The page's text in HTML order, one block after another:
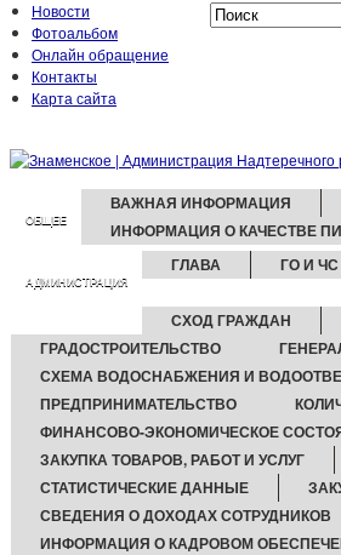
Новости
Фотоальбом
Онлайн обращение
Контакты
Карта сайта
ОБЩЕЕ
ВАЖНАЯ ИНФОРМАЦИЯ
ИНФОРМАЦИЯ О КАЧЕСТВЕ
АДМИНИСТРАЦИЯ
ГЛАВА ГО И ЧС
СХОД ГРАЖДАН
ГРАДОСТРОИТЕЛЬСТВО
СХЕМА ВОДОСНАБЖЕНИЯ И
ПРЕДПРИНИМАТЕЛЬСТВО
ФИНАНСОВО-ЭКОНОМИЧЕСКОЕ
ЗАКУПКА ТОВАРОВ, РАБОТ И УСЛУГ
СТАТИСТИЧЕСКИЕ ДАННЫЕ
СВЕДЕНИЯ О ДОХОДАХ СОТРУДНИКОВ
ИНФОРМАЦИЯ О КАДРОВОМ